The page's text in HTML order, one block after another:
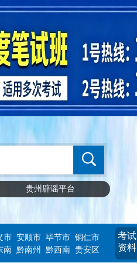
贵州辟谣平台
市 安顺市 毕节市 铜仁市
南 黔南州 黔西南 贵安区
考试
资料